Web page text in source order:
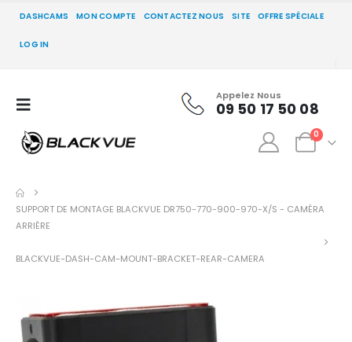
DASHCAMS MON COMPTE CONTACTEZ NOUS SITE OFFRE SPÉCIALE
LOG IN
Appelez Nous
09 50 17 50 08
0
SUPPORT DE MONTAGE BLACKVUE DR750-770-900-970-X/S - CAMÉRA
ARRIÈRE
BLACKVUE-DASH-CAM-MOUNT-BRACKET-REAR-CAMERA